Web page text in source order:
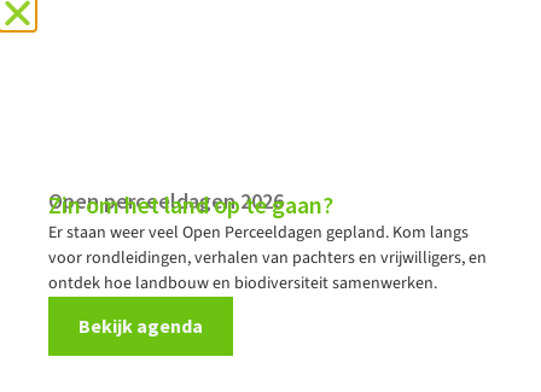
Open perceeldagen 2026
Zin om het land op te gaan?
Er staan weer veel Open Perceeldagen gepland. Kom langs
voor rondleidingen, verhalen van pachters en vrijwilligers, en
ontdek hoe landbouw en biodiversiteit samenwerken.
Bekijk agenda